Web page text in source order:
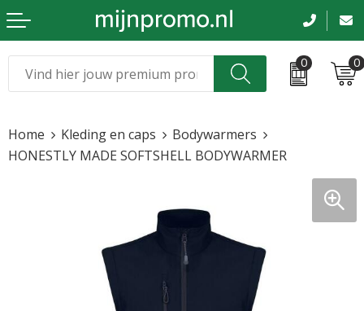
0 0
Kleding & caps
Tassen en reizen
Beurs en evenementen
Sinterklaas
Home Kleding en caps
Bodywarmers
HONESTLY MADE SOFTSHELL BODYWARMER